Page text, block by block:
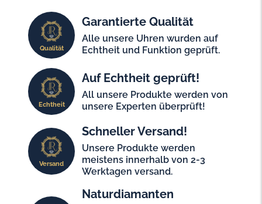
Qualität
Garantierte Qualität
Alle unsere Uhren wurden auf
Echtheit und Funktion geprüft.
Echtheit
Auf Echtheit geprüft!
All unsere Produkte werden von
unsere Experten überprüft!
Versand
Schneller Versand!
Unsere Produkte werden
meistens innerhalb von 2-3
Werktagen versand.
Naturdiamanten